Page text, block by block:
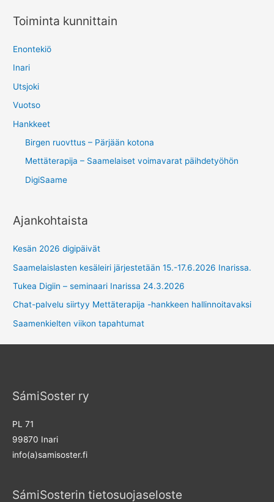
Toiminta kunnittain
Enontekiö
Inari
Utsjoki
Vuotso
Hankkeet
Birgen ruovttus – Pärjään kotona
Mettäterapija – Saamelaiset voimavarat päihdetyöhön
DigiSaame
Ajankohtaista
Kesän 2026 digipäivät
Saamelaislasten kesäleiri järjestetään 15.-17.6.2026 Inarissa.
Tukea Digiin – seminaari Inarissa 24.3.2026
Chat-palvelu siirtyy Mettäterapija -hankkeen hallinnoitavaksi
Saamenkielten viikon tapahtumat
SámiSoster ry
PL 71
99870 Inari
info(a)samisoster.fi
SámiSosterin tietosuojaseloste